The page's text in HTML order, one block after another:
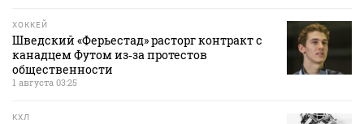
ХОККЕЙ
Шведский «Ферьестад» расторг контракт с
канадцем Футом из‑за протестов
общественности
1 августа 03:25
КХЛ